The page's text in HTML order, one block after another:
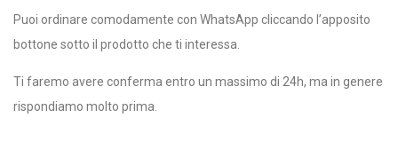
Puoi ordinare comodamente con WhatsApp cliccando l’apposito
bottone sotto il prodotto che ti interessa.
Ti faremo avere conferma entro un massimo di 24h, ma in genere
rispondiamo molto prima.